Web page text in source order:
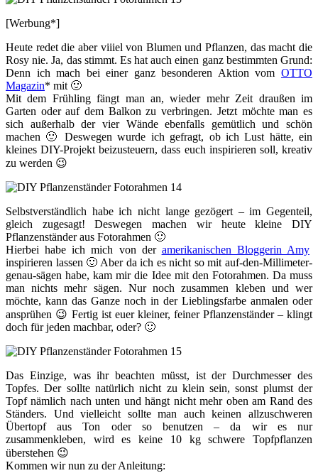
[Werbung*]
Heute redet die aber viiiel von Blumen und Pflanzen, das macht die
Rosy nie. Ja, das stimmt. Es hat auch einen ganz bestimmten Grund:
Denn ich mach bei einer ganz besonderen Aktion vom OTTO
Magazin* mit 🙂
Mit dem Frühling fängt man an, wieder mehr Zeit draußen im
Garten oder auf dem Balkon zu verbringen. Jetzt möchte man es
sich außerhalb der vier Wände ebenfalls gemütlich und schön
machen 🙂 Deswegen wurde ich gefragt, ob ich Lust hätte, ein
kleines DIY-Projekt beizusteuern, dass euch inspirieren soll, kreativ
zu werden 😉
Selbstverständlich habe ich nicht lange gezögert – im Gegenteil,
gleich zugesagt! Deswegen machen wir heute kleine DIY
Pflanzenständer aus Fotorahmen 🙂
Hierbei habe ich mich von der amerikanischen Bloggerin Amy
inspirieren lassen 🙂 Aber da ich es nicht so mit auf-den-Millimeter-
genau-sägen habe, kam mir die Idee mit den Fotorahmen. Da muss
man nichts mehr sägen. Nur noch zusammen kleben und wer
möchte, kann das Ganze noch in der Lieblingsfarbe anmalen oder
ansprühen 😉 Fertig ist euer kleiner, feiner Pflanzenständer – klingt
doch für jeden machbar, oder? 🙂
Das Einzige, was ihr beachten müsst, ist der Durchmesser des
Topfes. Der sollte natürlich nicht zu klein sein, sonst plumst der
Topf nämlich nach unten und hängt nicht mehr oben am Rand des
Ständers. Und vielleicht sollte man auch keinen allzuschweren
Übertopf aus Ton oder so benutzen – da wir es nur
zusammenkleben, wird es keine 10 kg schwere Topfpflanzen
überstehen 😉
Kommen wir nun zu der Anleitung: